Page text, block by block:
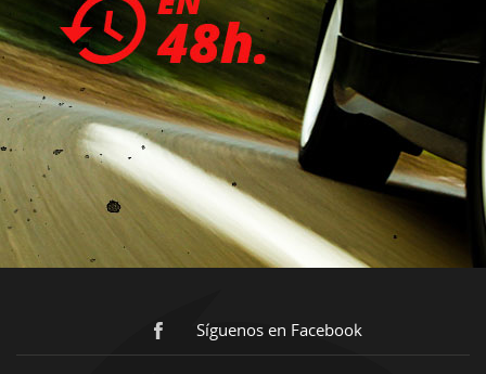
Síguenos en Facebook